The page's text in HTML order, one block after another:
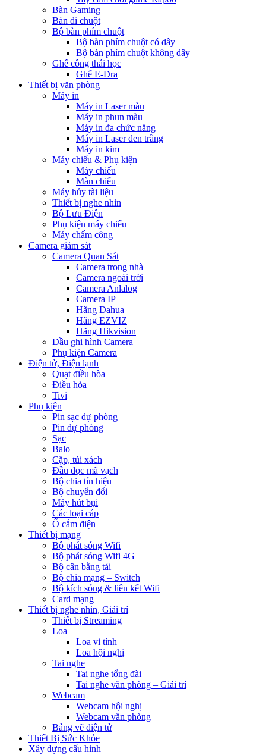
Bàn Gaming
Bàn di chuột
Bộ bàn phím chuột
Bộ bàn phím chuột có dây
Bộ bàn phím chuột không dây
Ghế công thái học
Ghế E-Dra
Thiết bị văn phòng
Máy in
Máy in Laser màu
Máy in phun màu
Máy in đa chức năng
Máy in Laser đen trắng
Máy in kim
Máy chiếu & Phụ kiện
Máy chiếu
Màn chiếu
Máy hủy tài liệu
Thiết bị nghe nhìn
Bộ Lưu Điện
Phụ kiện máy chiếu
Máy chấm công
Camera giám sát
Camera Quan Sát
Camera trong nhà
Camera ngoài trời
Camera Anlalog
Camera IP
Hãng Dahua
Hãng EZVIZ
Hãng Hikvision
Đầu ghi hình Camera
Phụ kiện Camera
Điện tử, Điện lạnh
Quạt điều hòa
Điều hòa
Tivi
Phụ kiện
Pin sạc dự phòng
Pin dự phòng
Sạc
Balo
Cặp, túi xách
Đầu đọc mã vạch
Bộ chia tín hiệu
Bộ chuyển đổi
Máy hút bụi
Các loại cáp
Ổ cắm điện
Thiết bị mạng
Bộ phát sóng Wifi
Bộ phát sóng Wifi 4G
Bộ cân bằng tải
Bộ chia mạng – Switch
Bộ kích sóng & liên kết Wifi
Card mạng
Thiết bị nghe nhìn, Giải trí
Thiết bị Streaming
Loa
Loa vi tính
Loa hội nghị
Tai nghe
Tai nghe tổng đài
Tai nghe văn phòng – Giải trí
Webcam
Webcam hội nghị
Webcam văn phòng
Bảng vẽ điện tử
Thiết Bị Sức Khỏe
Xây dựng cấu hình